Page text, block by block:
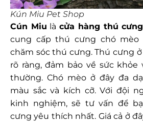
Kún Miu Pet Shop
Cún Miu làcửa hàng thú
cung cấp thú cưng chó mèo
chăm sóc thú cưng. Thú cưng
rõ ràng, đảm bảo về sức
thường. Chó mèo ở đây đa
màu sắc và kích cỡ. Với đội
kinh nghiệm, sẽ tư vấn để
cưng yêu thích nhất. Giá cả ở